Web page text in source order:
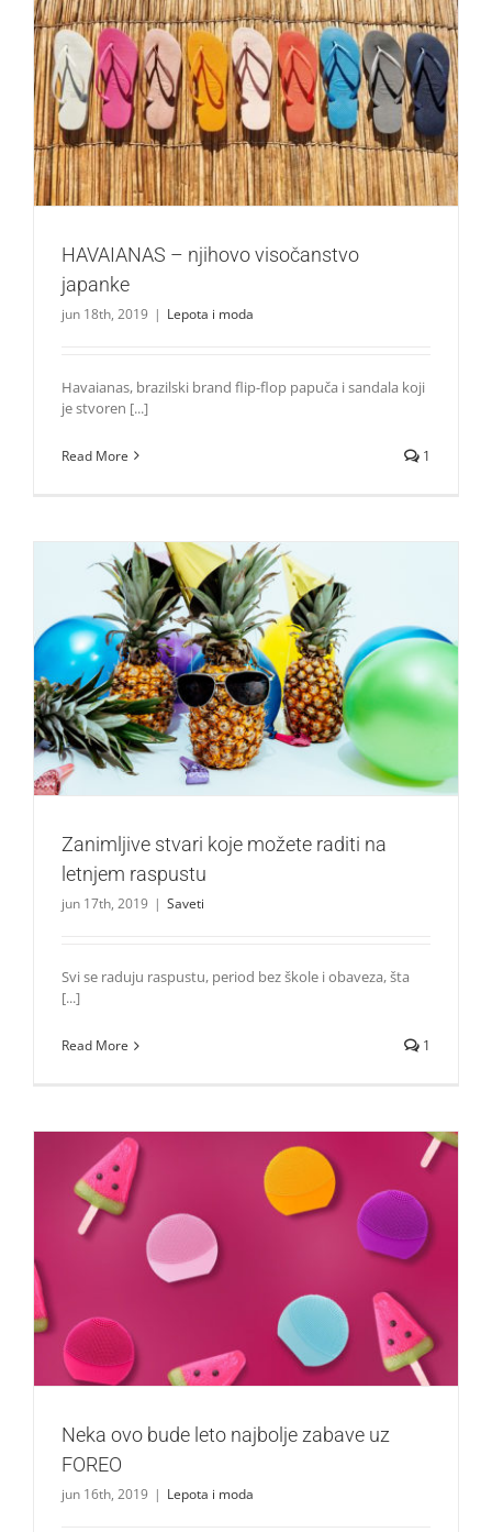
HAVAIANAS – njihovo visočanstvo japanke
Lepota i moda
HAVAIANAS – njihovo visočanstvo
japanke
jun 18th, 2019 | Lepota i moda
Havaianas, brazilski brand flip-flop papuča i sandala koji
je stvoren [...]
Read More 1
Zanimljive stvari koje možete raditi na letnjem raspustu
Saveti
Zanimljive stvari koje možete raditi na
letnjem raspustu
jun 17th, 2019 | Saveti
Svi se raduju raspustu, period bez škole i obaveza, šta
[...]
Read More 1
Neka ovo bude leto najbolje zabave uz FOREO
Neka ovo bude leto najbolje zabave uz
FOREO
jun 16th, 2019 | Lepota i moda